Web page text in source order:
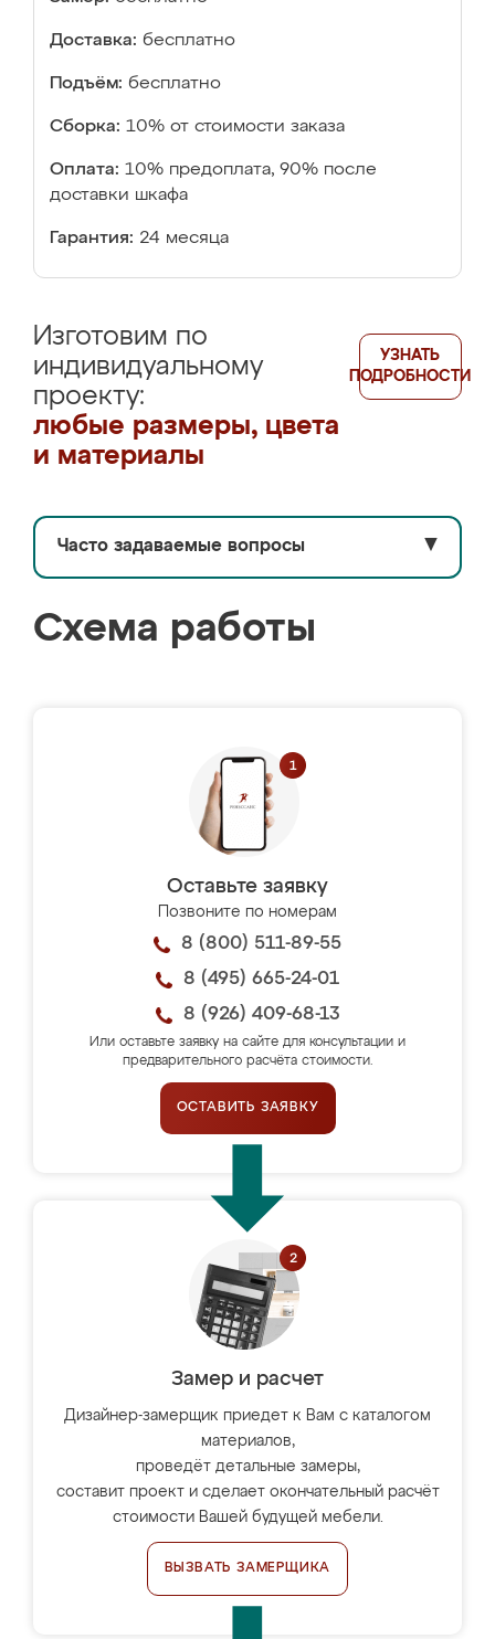
Доставка: бесплатно
Подъём: бесплатно
Сборка: 10% от стоимости заказа
Оплата: 10% предоплата, 90% после
доставки шкафа
Гарантия: 24 месяца
Изготовим по
индивидуальному
проекту:
любые размеры, цвета
и материалы
УЗНАТЬ
ПОДРОБНОСТИ
Часто задаваемые вопросы ▼
Схема работы
Оставьте заявку
Позвоните по номерам
8 (800) 511-89-55
8 (495) 665-24-01
8 (926) 409-68-13
Или оставьте заявку на сайте для консультации и
предварительного расчёта стоимости.
ОСТАВИТЬ ЗАЯВКУ
Замер и расчет
Дизайнер-замерщик приедет к Вам с каталогом
материалов,
проведёт детальные замеры,
составит проект и сделает окончательный расчёт
стоимости Вашей будущей мебели.
ВЫЗВАТЬ ЗАМЕРЩИКА